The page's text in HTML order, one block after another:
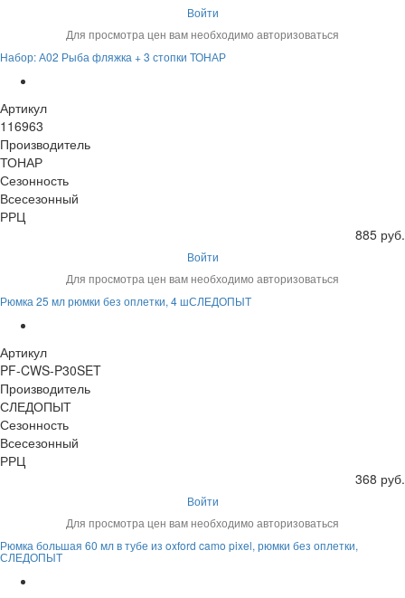
Войти
Для просмотра цен вам необходимо авторизоваться
Набор: А02 Рыба фляжка + 3 стопки ТОНАР
Артикул
116963
Производитель
ТОНАР
Сезонность
Всесезонный
РРЦ
885 руб.
Войти
Для просмотра цен вам необходимо авторизоваться
Рюмка 25 мл рюмки без оплетки, 4 шСЛЕДОПЫТ
Артикул
PF-CWS-P30SET
Производитель
СЛЕДОПЫТ
Сезонность
Всесезонный
РРЦ
368 руб.
Войти
Для просмотра цен вам необходимо авторизоваться
Рюмка большая 60 мл в тубе из oxford camo pixel, рюмки без оплетки,
СЛЕДОПЫТ